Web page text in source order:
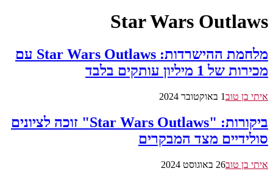
Star Wars Outlaws
מלחמת ההישרדות: Star Wars Outlaws עם
מכירות של 1 מיליון עותקים בלבד
איתי בן טוב1 באוקטובר 2024
ביקורות: "Star Wars Outlaws" זוכה לציונים
סולידיים מצד המבקרים
איתי בן טוב26 באוגוסט 2024